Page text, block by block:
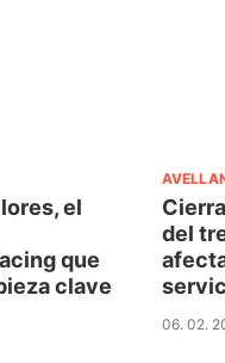
el
que
clave
del
06. 02.